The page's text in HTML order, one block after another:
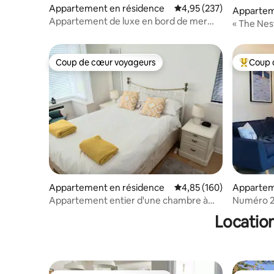
Appartement en résidence Évaluation moyenne
4,95 (237)
Appartement de luxe en bord de mer
« The
Coup de cœur voyageurs
Coup de cœur voyageurs
Appartement en résidence Évaluation moyenne
4,85 (160)
Appartement entier d'une chambre à
Coups
Coup
Numéro
d'une